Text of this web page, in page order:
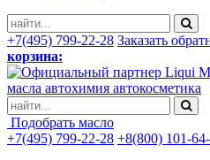
+7(495) 799-22-28 Заказать
корзина:
масла автохимия автокосметика
Подобрать масло
+7(495) 799-22-28 +8(800) 101-